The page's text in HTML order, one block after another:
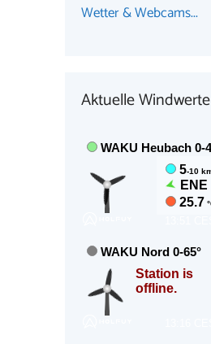
Wetter & Webcams...
Aktuelle Windwerte